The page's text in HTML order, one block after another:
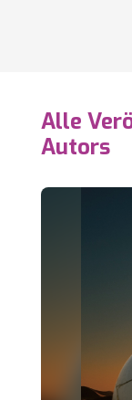
Alle
Autors